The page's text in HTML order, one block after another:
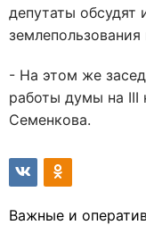
депутаты обсудят
- На этом же
работы думы на III
Семенкова.
Важные и